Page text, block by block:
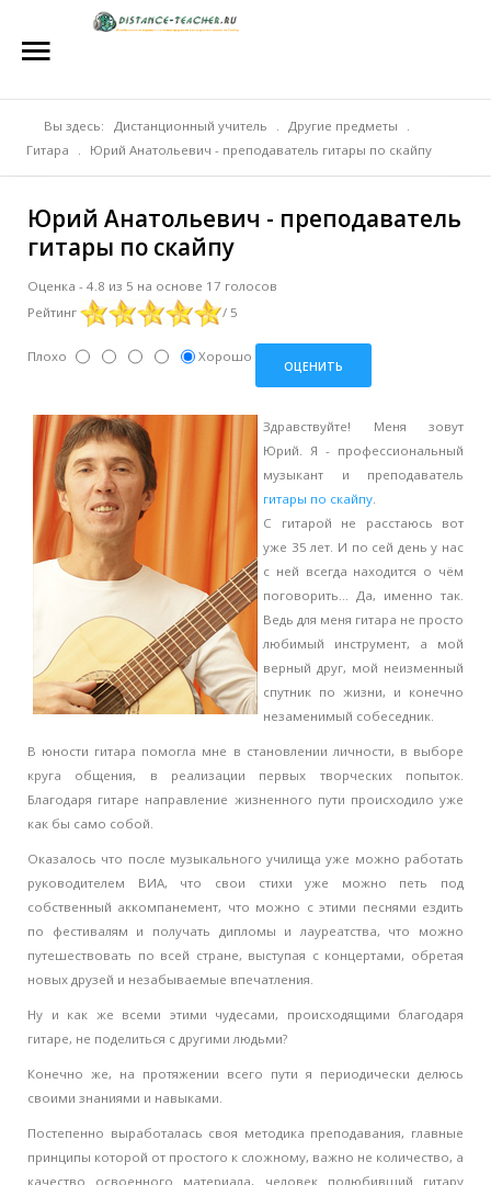
Репетиторы
Стоимость
Акции
Блог
Контакты
Вы здесь: Дистанционный учитель . Другие предметы
.
Гитара
. Юрий Анатольевич - преподаватель гитары по скайпу
Юрий Анатольевич - преподаватель
гитары по скайпу
Оценка - 4.8 из 5 на основе 17 голосов
Рейтинг
/ 5
Плохо Хорошо
Здравствуйте! Меня зовут
Юрий. Я - профессиональный
музыкант и преподаватель
гитары по скайпу.
С гитарой не расстаюсь вот
уже 35 лет. И по сей день у нас
с ней всегда находится о чём
поговорить... Да, именно так.
Ведь для меня гитара не просто
любимый инструмент, а мой
верный друг, мой неизменный
спутник по жизни, и конечно
незаменимый собеседник.
В юности гитара помогла мне в становлении личности, в выборе
круга общения, в реализации первых творческих попыток.
Благодаря гитаре направление жизненного пути происходило уже
как бы само собой.
Оказалось что после музыкального училища уже можно работать
руководителем ВИА, что свои стихи уже можно петь под
собственный аккомпанемент, что можно с этими песнями ездить
по фестивалям и получать дипломы и лауреатства, что можно
путешествовать по всей стране, выступая с концертами, обретая
новых друзей и незабываемые впечатления.
Ну и как же всеми этими чудесами, происходящими благодаря
гитаре, не поделиться с другими людьми?
Конечно же, на протяжении всего пути я периодически делюсь
своими знаниями и навыками.
Постепенно выработалась своя методика преподавания, главные
принципы которой от простого к сложному, важно не количество, а
качество освоенного материала, человек полюбивший гитару